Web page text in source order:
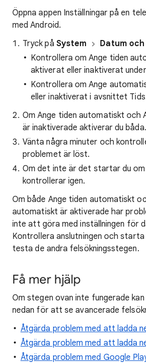
Öppna appen Inställningar på en
med Android.
Tryck på System Datum
Kontrollera om Ange tiden
aktiverat eller inaktiverat
Kontrollera om Ange
eller inaktiverat i avsnittet
Om Ange tiden automatiskt och
är inaktiverade aktiverar du båda.
Vänta några minuter och
problemet är löst.
Om det inte är det startar du
kontrollerar igen.
Om både Ange tiden automatiskt
automatiskt är aktiverade har
inte att göra med inställningen för
Kontrollera anslutningen och
testa de andra felsökningsstegen.
Få mer hjälp
Om stegen ovan inte fungerade kan
nedan för att se avancerade
Åtgärda problem med att ladda
Åtgärda problem med att ladda
Åtgärda problem med Google